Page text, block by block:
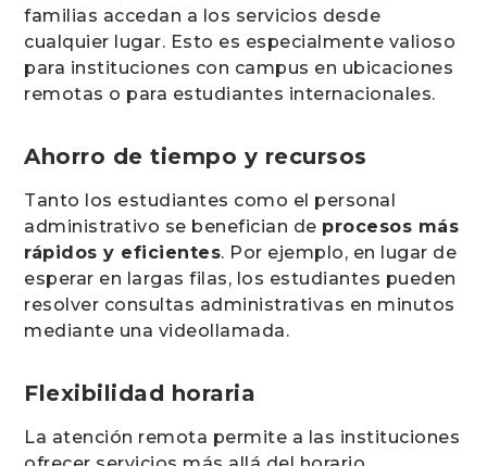
familias accedan a los servicios desde
cualquier lugar. Esto es especialmente valioso
para instituciones con campus en ubicaciones
remotas o para estudiantes internacionales.
Ahorro de tiempo y recursos
Tanto los estudiantes como el personal
administrativo se benefician de procesos más
rápidos y eficientes. Por ejemplo, en lugar de
esperar en largas filas, los estudiantes pueden
resolver consultas administrativas en minutos
mediante una videollamada.
Flexibilidad horaria
La atención remota permite a las instituciones